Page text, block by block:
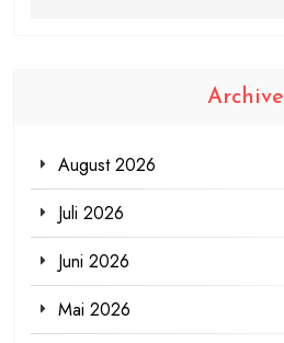
Archive
August 2026
Juli 2026
Juni 2026
Mai 2026